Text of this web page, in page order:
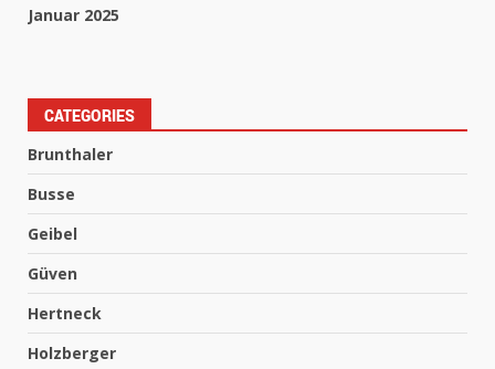
Januar 2025
CATEGORIES
Brunthaler
Busse
Geibel
Güven
Hertneck
Holzberger